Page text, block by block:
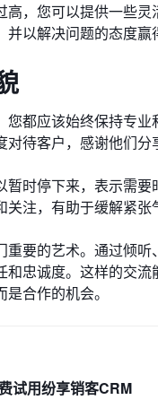
，您可以提供一些
以解决问题的态度赢
都应该始终保持专
待客户，感谢他们分
时停下来，表示需
注，有助于缓解紧张
要的艺术。通过倾
忠诚度。这样的交
合作的机会。
试用纷享销客CRM